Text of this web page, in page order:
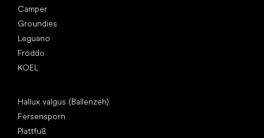
Camper
Groundies
Leguano
Froddo
KOEL
Hallux valgus (Ballenzeh)
Fersensporn
Plattfuß